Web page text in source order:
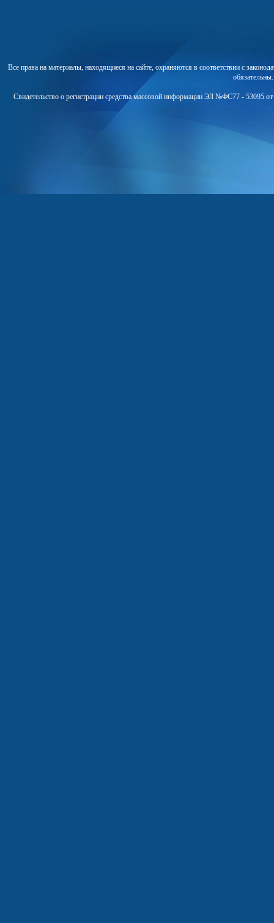
Все права на материалы, находящиеся на сайте, охраняются в соответствии с
Свидетельство о регистрации средства массовой информации ЭЛ №ФС77 - 53095